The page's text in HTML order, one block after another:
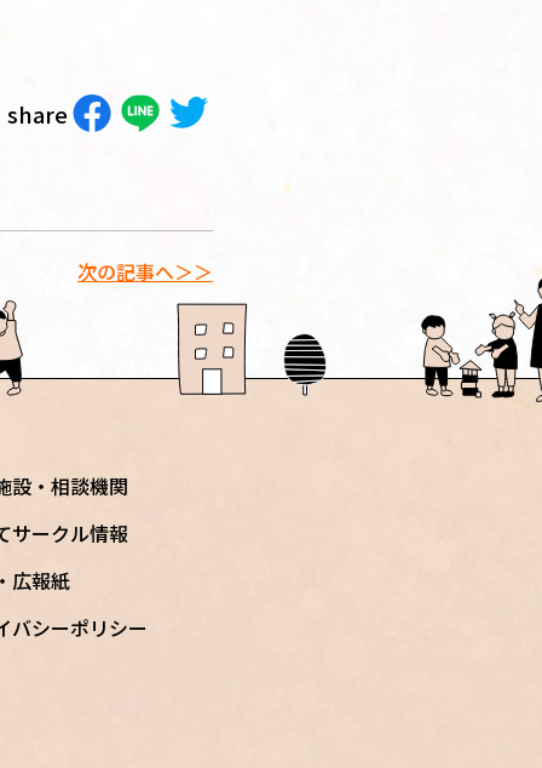
share
次の記事へ＞＞
設・相談機関
サークル情報
広報紙
バシーポリシー